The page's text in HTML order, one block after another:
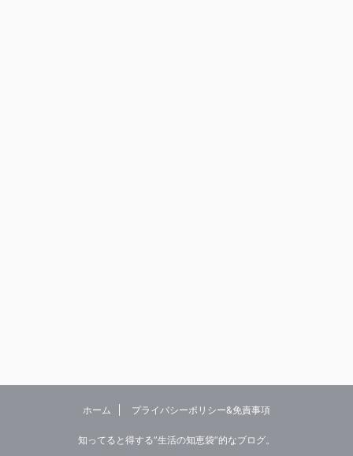
ホーム プライバシーポリシー&免責事項
知ってると得する”生活の知恵袋”的なブログ。